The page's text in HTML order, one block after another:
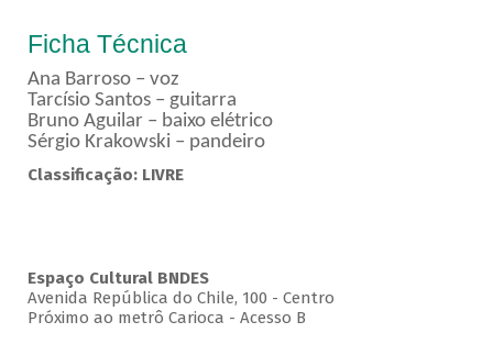
Ficha Técnica
Ana Barroso – voz
Tarcísio Santos – guitarra
Bruno Aguilar – baixo elétrico
Sérgio Krakowski – pandeiro
Classificação: LIVRE
Espaço Cultural BNDES
Avenida República do Chile, 100 - Centro
Próximo ao metrô Carioca - Acesso B